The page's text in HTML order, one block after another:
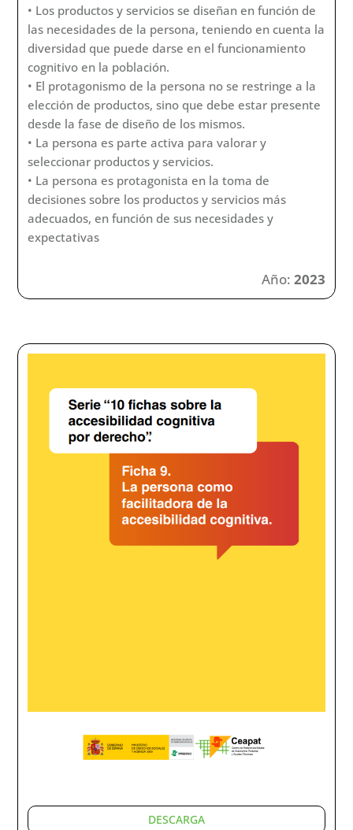
• Los productos y servicios se diseñan en función de
las necesidades de la persona, teniendo en cuenta la
diversidad que puede darse en el funcionamiento
cognitivo en la población.
• El protagonismo de la persona no se restringe a la
elección de productos, sino que debe estar presente
desde la fase de diseño de los mismos.
• La persona es parte activa para valorar y
seleccionar productos y servicios.
• La persona es protagonista en la toma de
decisiones sobre los productos y servicios más
adecuados, en función de sus necesidades y
expectativas
Año: 2023
DESCARGA